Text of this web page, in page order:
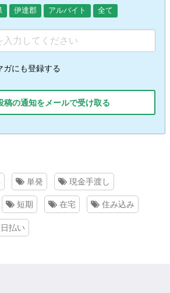
伊達郡 アルバイト 全て
ガにも登録する
稿の通知をメールで受け取る
単発 現金手渡し
短期 在宅 住み込み
払い